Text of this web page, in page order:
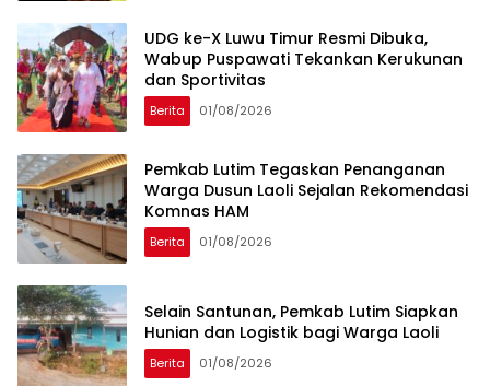
UDG ke-X Luwu Timur Resmi Dibuka,
Wabup Puspawati Tekankan Kerukunan
dan Sportivitas
Berita 01/08/2026
Pemkab Lutim Tegaskan Penanganan
Warga Dusun Laoli Sejalan Rekomendasi
Komnas HAM
Berita 01/08/2026
Selain Santunan, Pemkab Lutim Siapkan
Hunian dan Logistik bagi Warga Laoli
Berita 01/08/2026